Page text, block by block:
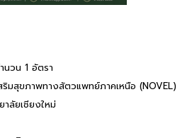
นวน 1 อัตรา
ริมสุขภาพทางสัตวแพทย์ภาคเหนือ (NOVEL)
ลัยเชียงใหม่